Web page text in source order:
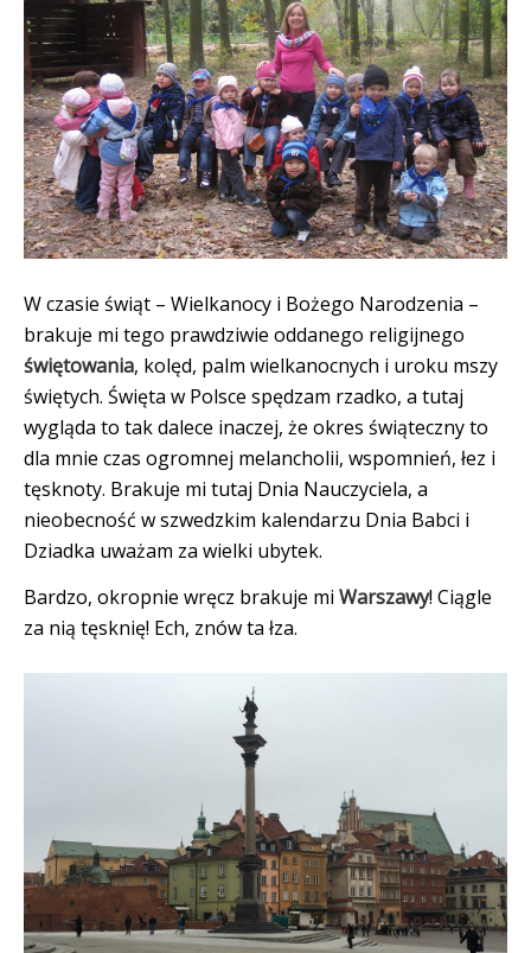
W czasie świąt – Wielkanocy i Bożego Narodzenia –
brakuje mi tego prawdziwie oddanego religijnego
świętowania, kolęd, palm wielkanocnych i uroku mszy
świętych. Święta w Polsce spędzam rzadko, a tutaj
wygląda to tak dalece inaczej, że okres świąteczny to
dla mnie czas ogromnej melancholii, wspomnień, łez i
tęsknoty. Brakuje mi tutaj Dnia Nauczyciela, a
nieobecność w szwedzkim kalendarzu Dnia Babci i
Dziadka uważam za wielki ubytek.
Bardzo, okropnie wręcz brakuje mi Warszawy! Ciągle
za nią tęsknię! Ech, znów ta łza.